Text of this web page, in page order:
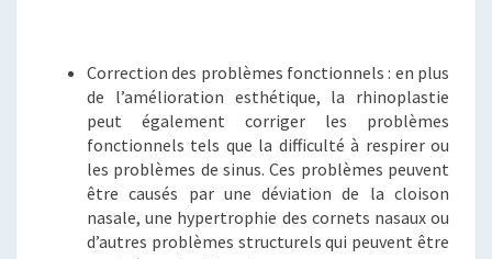
Correction des problèmes fonctionnels : en plus
de l’amélioration esthétique, la rhinoplastie
peut également corriger les problèmes
fonctionnels tels que la difficulté à respirer ou
les problèmes de sinus. Ces problèmes peuvent
être causés par une déviation de la cloison
nasale, une hypertrophie des cornets nasaux ou
d’autres problèmes structurels qui peuvent être